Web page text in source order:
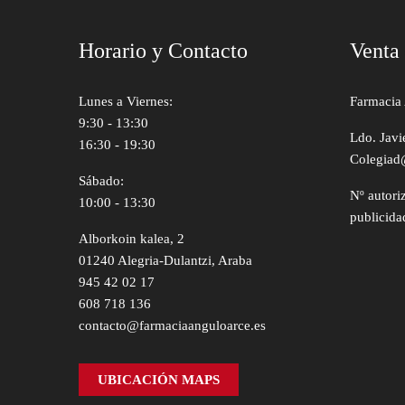
Horario y Contacto
Lunes a Viernes:
9:30 - 13:30
16:30 - 19:30
Sábado:
10:00 - 13:30
Alborkoin kalea, 2
01240 Alegria-Dulantzi, Araba
945 42 02 17
608 718 136
contacto@farmaciaanguloarce.es
UBICACIÓN MAPS
Ldo.
Nº